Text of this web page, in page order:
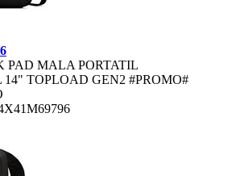
PAD MALA PORTATIL
14" TOPLOAD GEN2 #PROMO#